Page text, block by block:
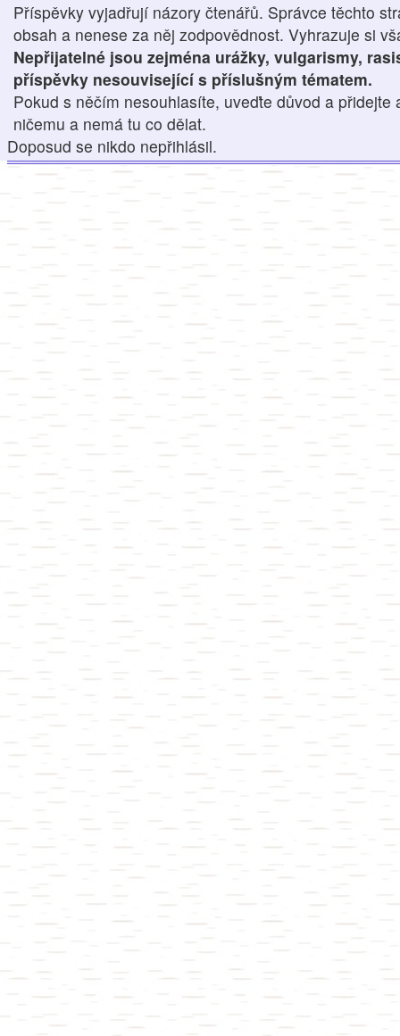
Příspěvky vyjadřují názory čtenářů. Správce těchto
obsah a nenese za něj zodpovědnost. Vyhrazuje si
Nepřijatelné jsou zejména urážky, vulgarismy,
příspěvky nesouvisející s příslušným tématem.
Pokud s něčím nesouhlasíte, uveďte důvod a přidejte
ničemu a nemá tu co dělat.
Doposud se nikdo nepřihlásil.